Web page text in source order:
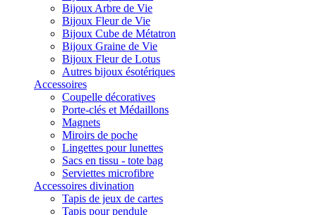
Bijoux Arbre de Vie
Bijoux Fleur de Vie
Bijoux Cube de Métatron
Bijoux Graine de Vie
Bijoux Fleur de Lotus
Autres bijoux ésotériques
Accessoires
Coupelle décoratives
Porte-clés et Médaillons
Magnets
Miroirs de poche
Lingettes pour lunettes
Sacs en tissu - tote bag
Serviettes microfibre
Accessoires divination
Tapis de jeux de cartes
Tapis pour pendule